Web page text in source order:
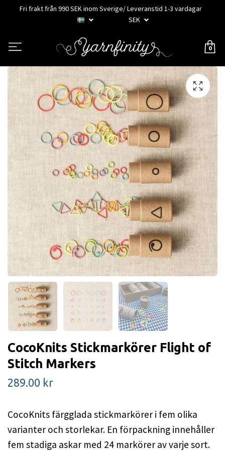
Fri frakt från 990 SEK inom Sverige/ Leveranstid 1-3 vardagar
SEK
0
CocoKnits Stickmarkörer Flight of
Stitch Markers
289.00 kr
CocoKnits färgglada stickmarkörer i fem olika
varianter och storlekar. En förpackning innehåller
fem stadiga askar med 24 markörer av varje sort.